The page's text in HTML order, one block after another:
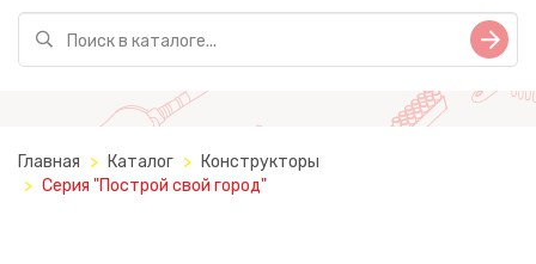
Главная Каталог
Конструкторы
Серия "Построй свой город"